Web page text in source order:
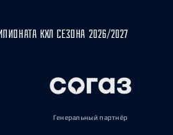
КХЛ СЕЗОНА 2026/2027
Генеральный партнёр